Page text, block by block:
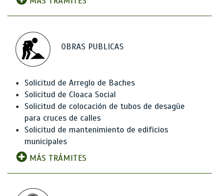
OBRAS PUBLICAS
Solicitud de Arreglo de Baches
Solicitud de Cloaca Social
Solicitud de colocación de tubos de desagüe
para cruces de calles
Solicitud de mantenimiento de edificios
municipales
MÁS TRÁMITES